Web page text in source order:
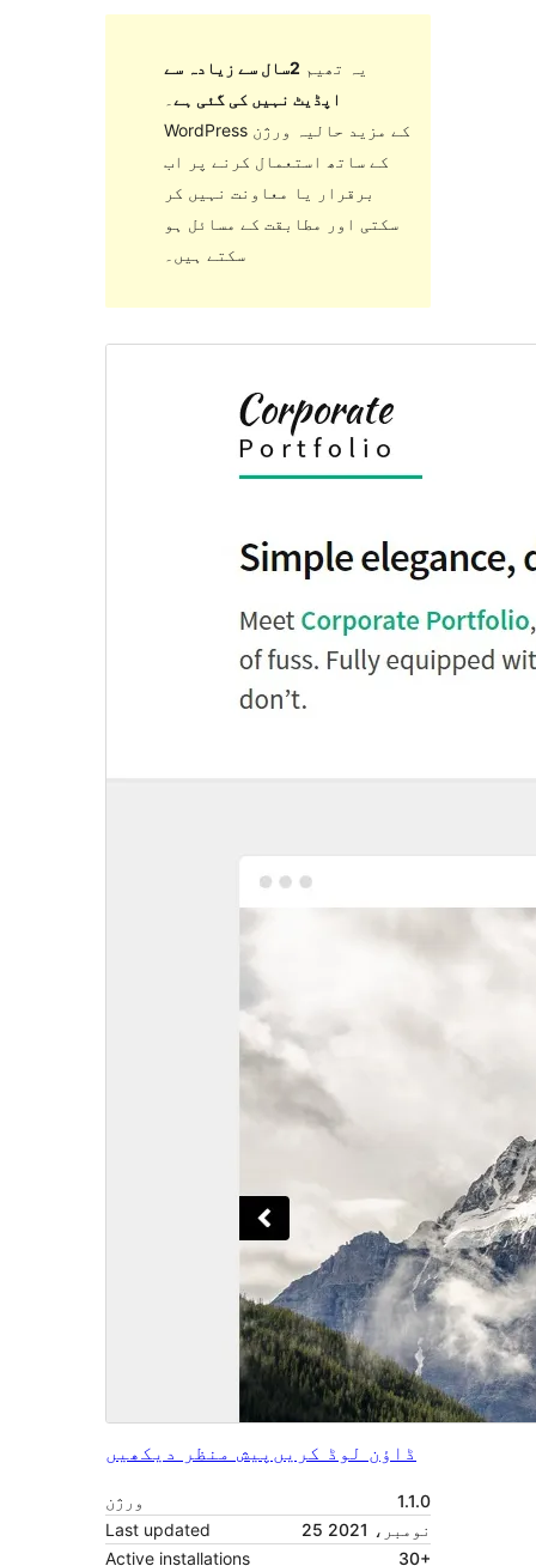
یہ تھیم
2سال سے زیادہ سے
اپڈیٹ نہیں کی گئی ہے
WordPress کے مزید حالیہ ورژن
کے ساتھ استعمال کرنے پر اب
برقرار یا معاونت نہیں کر
سکتی اور مطابقت کے مسائل ہو
سکتے ہیں۔
پیش منظر دیکھیں ڈاؤن لوڈ کریں
ورژن
1.1.0
Last updated
25 نومبر، 2021
Active installations
30+